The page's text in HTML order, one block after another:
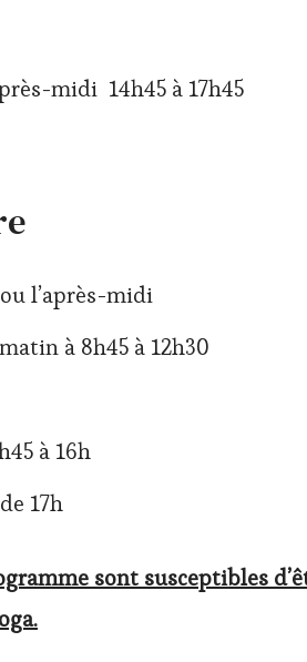
midi 14h45 à 17h45
l’après-midi
à 8h45 à 12h30
à 16h
17h
sont susceptibles